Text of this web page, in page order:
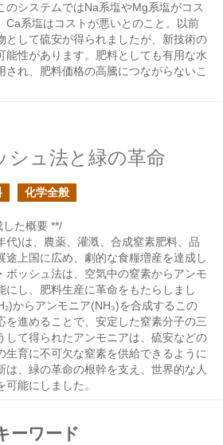
のシステムではNa系塩やMg系塩がコス
Ca系塩はコストが悪いとのこと。以前
として硫安が得られましたが、新技術の
能性があります。肥料としても有用な水
され、肥料価格の高騰につながらないこ
シュ法と緑の革命
化学全般
した概要 **/
代)は、農薬、灌漑、合成窒素肥料、品
途上国に広め、劇的な食糧増産を達成し
ボッシュ法は、空気中の窒素からアンモ
にし、肥料生産に革命をもたらしまし
からアンモニア(NH₃)を合成するこの
を進めることで、安定した窒素分子の三
して得られたアンモニアは、硫安などの
生育に不可欠な窒素を供給できるように
は、緑の革命の根幹を支え、世界的な人
能にしました。
ーワード